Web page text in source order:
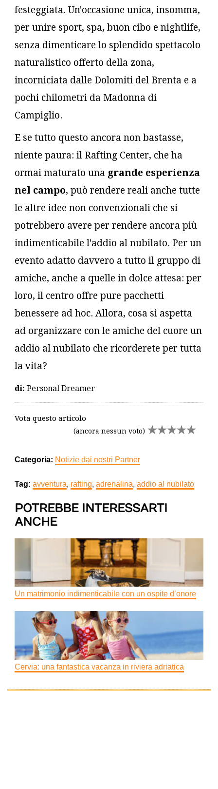
festeggiata. Un'occasione unica, insomma,
per unire sport, spa, buon cibo e nightlife,
senza dimenticare lo splendido spettacolo
naturalistico offerto della zona,
incorniciata dalle Dolomiti del Brenta e a
pochi chilometri da Madonna di
Campiglio.
E se tutto questo ancora non bastasse,
niente paura: il Rafting Center, che ha
ormai maturato una grande esperienza
nel campo, può rendere reali anche tutte
le altre idee non convenzionali che si
potrebbero avere per rendere ancora più
indimenticabile l'addio al nubilato. Per un
evento adatto davvero a tutto il gruppo di
amiche, anche a quelle in dolce attesa: per
loro, il centro offre pure pacchetti
benessere ad hoc. Allora, cosa si aspetta
ad organizzare con le amiche del cuore un
addio al nubilato che ricorderete per tutta
la vita?
di: Personal Dreamer
Vota questo articolo
(ancora nessun voto)
Categoria: Notizie dai nostri Partner
Tag: avventura, rafting, adrenalina, addio al nubilato
POTREBBE INTERESSARTI
ANCHE
Un matrimonio indimenticabile con un ospite d’onore
Cervia: una fantastica vacanza in riviera adriatica